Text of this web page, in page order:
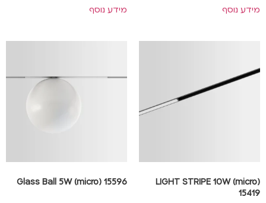
מידע נוסף מידע נוסף
LIGHT STRIPE 10W (micro)
15419
Glass Ball 5W (micro) 15596